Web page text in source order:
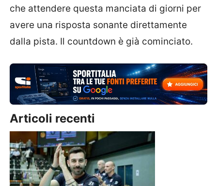
che attendere questa manciata di giorni per
avere una risposta sonante direttamente
dalla pista. Il countdown è già cominciato.
Articoli recenti